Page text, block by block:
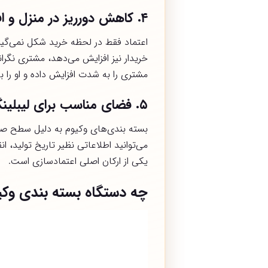
۴. کاهش دورریز در منزل و
اعتماد فقط در لحظه خرید شکل
خریدار نیز افزایش می‌دهد، مشتری
مشتری را به شدت افزایش داده و او
۵. فضای مناسب برای
بسته بندی‌های وکیوم به دلیل سطح
می‌توانید اطلاعاتی نظیر تاریخ
یکی از ارکان اصلی اعتمادسازی است.
چه دستگاه بسته بندی